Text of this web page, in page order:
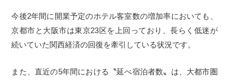
今後2年間に開業予定のホテル客室数の増加率においても、
京都市と大阪市は東京23区を上回っており、長らく低迷が
続いていた関西経済の回復を牽引している状況です。
また、直近の5年間における〝延べ宿泊者数〟は、大都市圏